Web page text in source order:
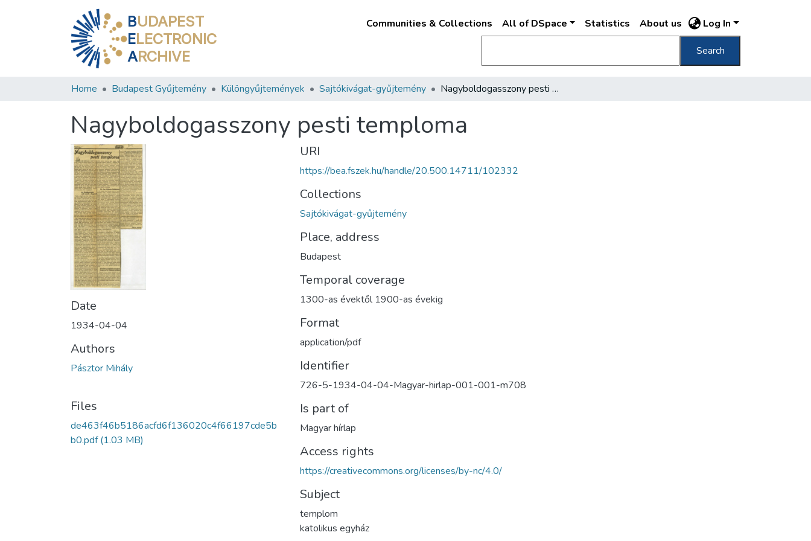
BUDAPEST
ELECTRONIC
ARCHIVE
Communities & Collections All of DSpace Statistics About us Log In
Search
Home Budapest Gyűjtemény Különgyűjtemények Sajtókivágat-gyűjtemény Nagyboldogasszony pesti temploma
Nagyboldogasszony pesti temploma
Date
1934-04-04
Authors
Pásztor Mihály
Files
de463f46b5186acfd6f136020c4f66197cde5b
b0.pdf(1.03 MB)
URI
https://bea.fszek.hu/handle/20.500.14711/102332
Collections
Sajtókivágat-gyűjtemény
Place, address
Budapest
Temporal coverage
1300-as évektől 1900-as évekig
Format
application/pdf
Identifier
726-5-1934-04-04-Magyar-hirlap-001-001-m708
Is part of
Magyar hírlap
Access rights
https://creativecommons.org/licenses/by-nc/4.0/
Subject
templom
katolikus egyház